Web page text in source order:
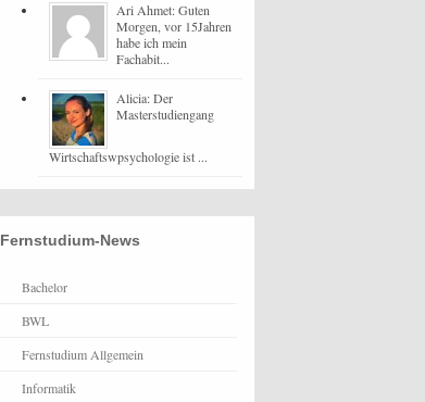
Ari Ahmet: Guten
Morgen, vor 15Jahren
habe ich mein
Fachabit...
Alicia: Der
Masterstudiengang
Wirtschaftswpsychologie ist ...
Fernstudium-News
Bachelor
BWL
Fernstudium Allgemein
Informatik